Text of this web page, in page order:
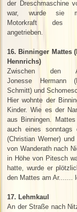
der Dreschmaschine
war, wurde sie
Motorkraft des
angetrieben.
16. Binninger Mattes
Hennrichs)
Zwischen den
Jonesse Hermann
Schmitt) und
Hier wohnte der
Kinder. Wie es der
aus Binningen.
auch eines
(Christian Werner)
von Wanderath nach
in Höhe von Pitesch
hatte, wurde er
den Mattes am Ar.......
17. Lehmkaul
An der Straße nach